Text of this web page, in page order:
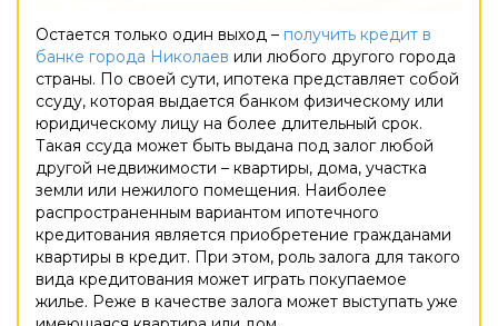
Остается только один выход – получить кредит в
банке города Николаев или любого другого города
страны. По своей сути, ипотека представляет собой
ссуду, которая выдается банком физическому или
юридическому лицу на более длительный срок.
Такая ссуда может быть выдана под залог любой
другой недвижимости – квартиры, дома, участка
земли или нежилого помещения. Наиболее
распространенным вариантом ипотечного
кредитования является приобретение гражданами
квартиры в кредит. При этом, роль залога для такого
вида кредитования может играть покупаемое
жилье. Реже в качестве залога может выступать уже